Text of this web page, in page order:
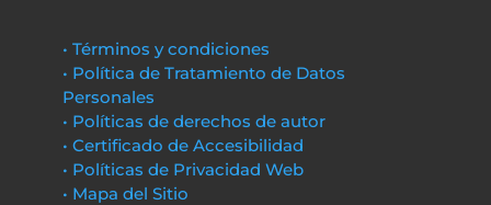
• Términos y condiciones
• Política de Tratamiento de Datos
Personales
• Políticas de derechos de autor
• Certificado de Accesibilidad
• Políticas de Privacidad Web
• Mapa del Sitio